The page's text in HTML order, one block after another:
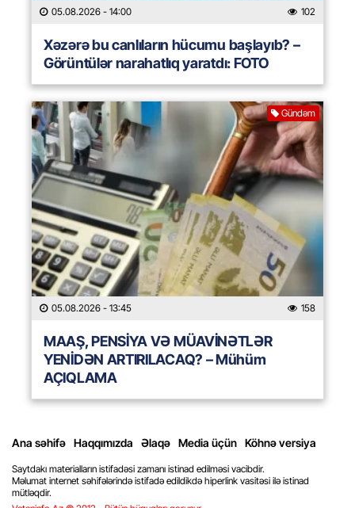
05.08.2026 - 14:00 102
Xəzərə bu canlıların hücumu başlayıb? –
Görüntülər narahatlıq yaratdı: FOTO
Gündəm
05.08.2026 - 13:45 158
MAAŞ, PENSİYA VƏ MÜAVİNƏTLƏR
YENİDƏN ARTIRILACAQ? – Mühüm
AÇIQLAMA
Ana səhifə Haqqımızda Əlaqə Media üçün Köhnə versiya
Saytdakı materialların istifadəsi zamanı istinad edilməsi vacibdir.
Məlumat internet səhifələrində istifadə edildikdə hiperlink vasitəsi ilə istinad
mütləqdir.